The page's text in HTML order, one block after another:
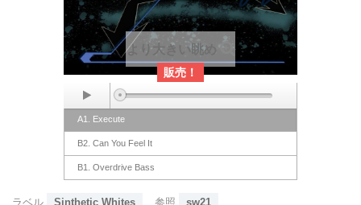
販売！
より大きい眺め
A1. Execute
B2. Can You Feel It
B1. Overdrive Bass
ラベル Sinthetic Whites 参照 sw21